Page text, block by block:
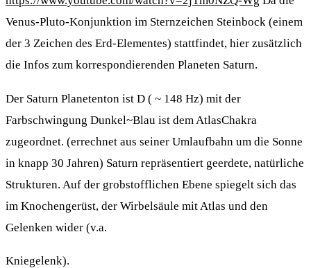
Venus-Pluto-Konjunktion im Sternzeichen Steinbock (einem
der 3 Zeichen des Erd-Elementes) stattfindet, hier zusätzlich
die Infos zum korrespondierenden Planeten Saturn.
Der Saturn Planetenton ist D ( ~ 148 Hz) mit der
Farbschwingung Dunkel~Blau ist dem AtlasChakra
zugeordnet. (errechnet aus seiner Umlaufbahn um die Sonne
in knapp 30 Jahren) Saturn repräsentiert geerdete, natürliche
Strukturen. Auf der grobstofflichen Ebene spiegelt sich das
im Knochengerüst, der Wirbelsäule mit Atlas und den
Gelenken wider (v.a.
Kniegelenk).